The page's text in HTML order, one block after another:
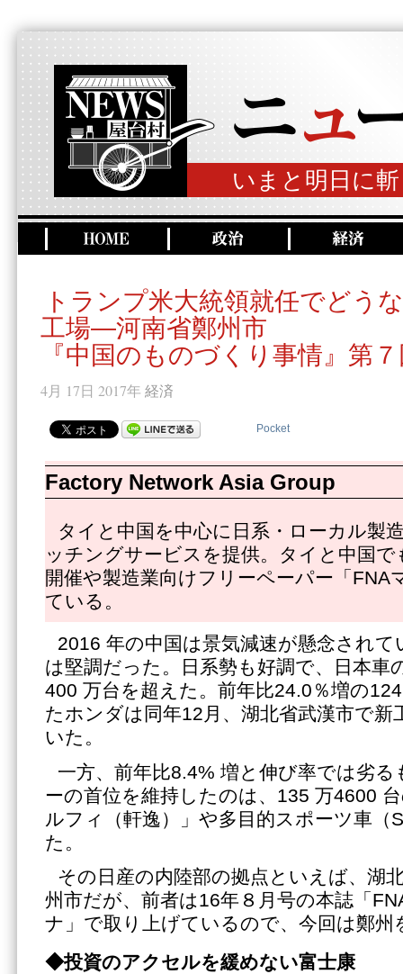
いまと明日に
トランプ米大統領就任でどう
工場―河南省鄭州市
『中国のものづくり事情』第
4月 17日 2017年 経済
Pocket
Factory Network Asia Group
タイと中国を中心に日系・ローカル製
ッチングサービスを提供。タイと中国
開催や製造業向けフリーペーパー「FNA
ている。
2016 年の中国は景気減速が懸念されて
は堅調だった。日系勢も好調で、日本車
400 万台を超えた。前年比24.0％増の
たホンダは同年12月、湖北省武漢市で新
いた。
一方、前年比8.4% 増と伸び率では劣
ーの首位を維持したのは、135 万4600
ルフィ（軒逸）」や多目的スポーツ車（
た。
その日産の内陸部の拠点といえば、湖
州市だが、前者は16年８月号の本誌「
ナ」で取り上げているので、今回は鄭州
◆投資のアクセルを緩めない富士康